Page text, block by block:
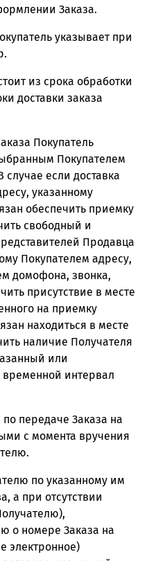
Заказа.
указывает при
из срока обработки
доставки заказа
Покупатель
Покупателем
если доставка
указанному
обеспечить приемку
свободный и
Продавца
Покупателем адресу,
домофона, звонка,
присутствие в месте
на приемку
находиться в месте
наличие Получателя
или
интервал
передаче Заказа на
с момента вручения
по указанному им
а при отсутствии
о номере Заказа на
электронное)